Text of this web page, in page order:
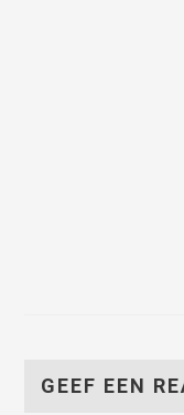
GEEF EEN